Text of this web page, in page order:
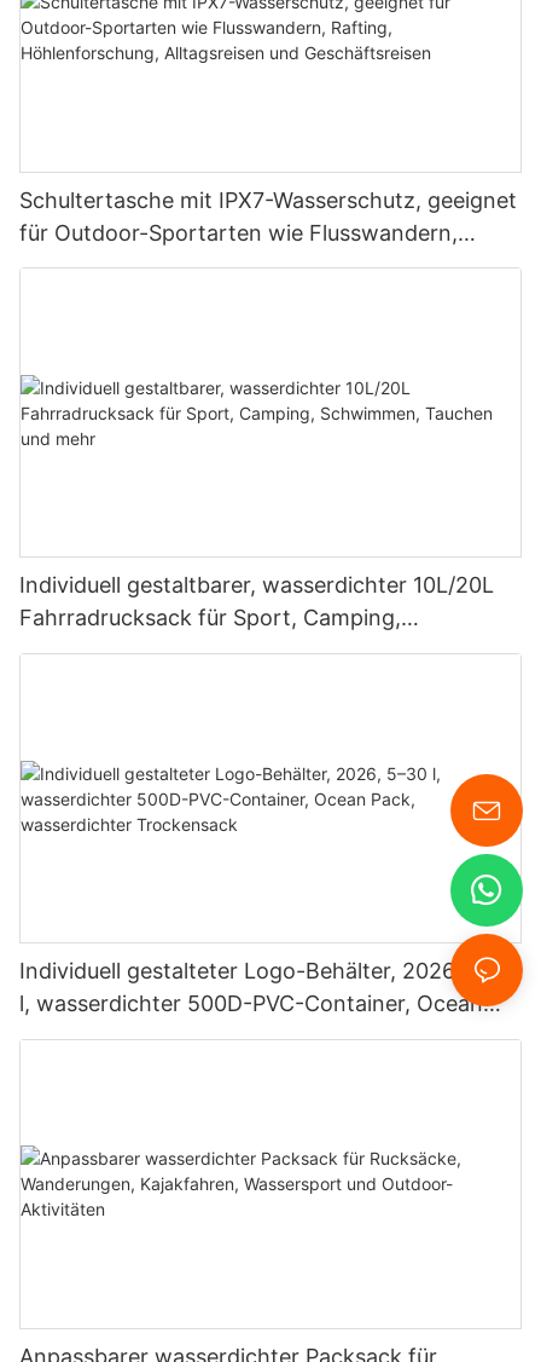
Schultertasche mit IPX7-Wasserschutz, geeignet
für Outdoor-Sportarten wie Flusswandern,
Rafting, Höhlenforschung, Alltagsreisen und
Individuell gestaltbarer, wasserdichter 10L/20L
Fahrradrucksack für Sport, Camping,
Schwimmen, Tauchen und mehr
Individuell gestalteter Logo-Behälter, 2026, 5–30
l, wasserdichter 500D-PVC-Container, Ocean
Pack, wasserdichter Trockensack
Anpassbarer wasserdichter Packsack für